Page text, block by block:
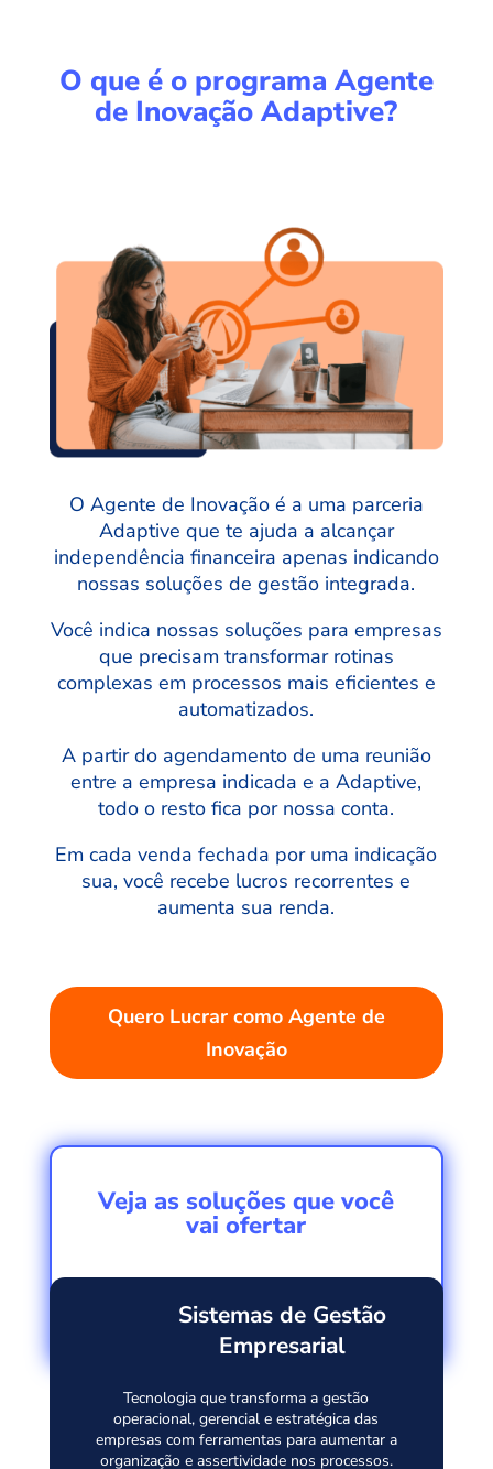
O que é o programa Agente
de Inovação Adaptive?
O Agente de Inovação é a uma parceria
Adaptive que te ajuda a alcançar
independência financeira apenas indicando
nossas soluções de gestão integrada.
Você indica nossas soluções para empresas
que precisam transformar rotinas
complexas em processos mais eficientes e
automatizados.
A partir do agendamento de uma reunião
entre a empresa indicada e a Adaptive,
todo o resto fica por nossa conta.
Em cada venda fechada por uma indicação
sua, você recebe lucros recorrentes e
aumenta sua renda.
Quero Lucrar como Agente de
Inovação
Veja as soluções que você
vai ofertar
Sistemas de Gestão
Empresarial
Tecnologia que transforma a gestão
operacional, gerencial e estratégica das
empresas com ferramentas para aumentar a
organização e assertividade nos processos.